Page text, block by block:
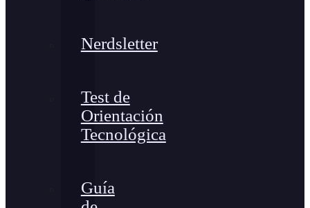
Nerdsletter
Test de
Orientación
Tecnológica
Guía